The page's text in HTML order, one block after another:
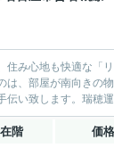
住み心地も快適な「
は、部屋が南向きの
伝い致します。瑞穂
階 価格